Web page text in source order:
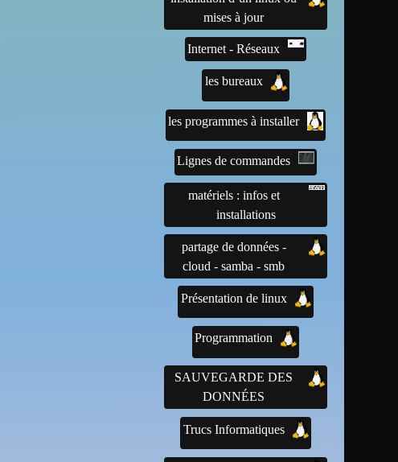
mises à jour
Internet - Réseaux
les bureaux
les programmes à installer
Lignes de commandes
matériels : infos et
installations
partage de données -
cloud - samba - smb
Présentation de linux
Programmation
SAUVEGARDE DES
DONNÉES
Trucs Informatiques